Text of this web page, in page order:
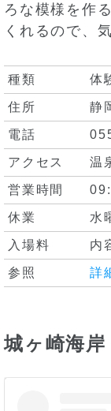
ろな模様を作
くれるので、
種類 体
住所 静
電話
アクセス 温
営業時間
休業 水
入場料 内
参照 詳
城ヶ崎海岸